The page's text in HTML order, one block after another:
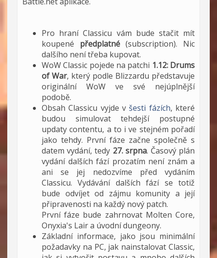
Pro hraní Classicu vám bude stačit mít
koupené předplatné(subscription). Nic
dalšího není třeba kupovat.
WoW Classic pojede na patchi 1.12: Drums
of War, který podle Blizzardu představuje
originální WoW ve své nejúplnější
podobě.
Obsah Classicu vyjde všesti fázích, které
budou simulovat tehdejší postupné
updaty contentu, a to i ve stejném pořadí
jako tehdy. První fáze začne společně s
datem vydání, tedy 27. srpna. Časový plán
vydání dalších fází prozatím není znám a
ani se jej nedozvíme před vydáním
Classicu. Vydávání dalších fází se totiž
bude odvíjet od zájmu komunity a její
připravenosti na každý nový patch.
První fáze bude zahrnovat Molten Core,
Onyxia's Lair a úvodní dungeony.
Základní informace, jako jsou minimální
požadavky na PC, jak nainstalovat Classic,